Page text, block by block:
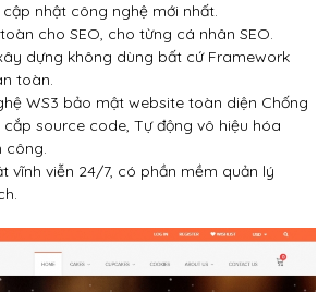
nhật công nghệ mới nhất.
cho SEO, cho từng cá nhân SEO.
dựng không dùng bất cứ Framework
toàn.
WS3 bảo mật website toàn diện Chống
source code, Tự động vô hiệu hóa
công.
vĩnh viễn 24/7, có phần mềm quản lý